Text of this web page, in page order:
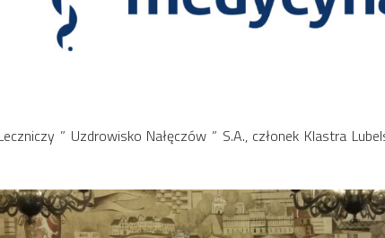
” Uzdrowisko Nałęczów ” S.A., członek Klastra